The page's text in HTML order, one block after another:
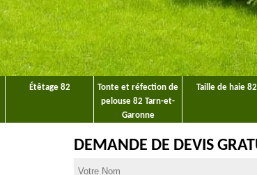
Étêtage 82
Tonte et réfection de
pelouse 82 Tarn-et-
Garonne
Taille de haie 82
DEMANDE DE DEVIS